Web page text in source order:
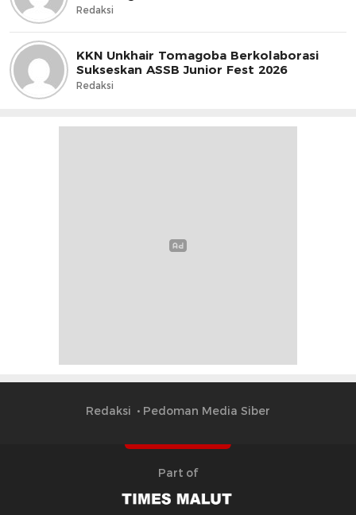
Redaksi
KKN Unkhair Tomagoba Berkolaborasi
Sukseskan ASSB Junior Fest 2026
Redaksi
Redaksi Pedoman Media Siber
Part of